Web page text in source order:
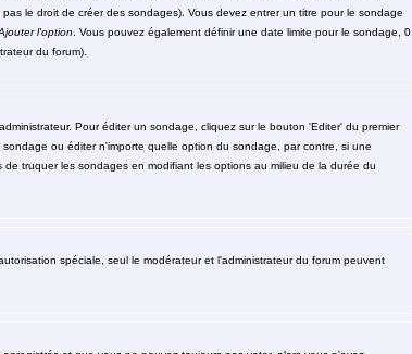
le droit de créer des sondages). Vous devez entrer un titre pour le sondage
l'option . Vous pouvez également définir une date limite pour le sondage, 0
du forum).
Pour éditer un sondage, cliquez sur le bouton 'Editer' du premier
ou éditer n'importe quelle option du sondage, par contre, si une
truquer les sondages en modifiant les options au milieu de la durée du
spéciale, seul le modérateur et l'administrateur du forum peuvent